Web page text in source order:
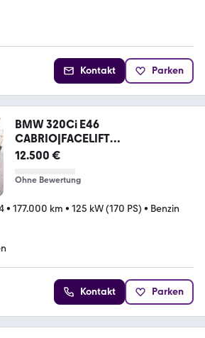
Kontakt Parken
BMW 320Ci E46
CABRIO|FACELIFT
MOD.|AUTOMATIK|6 ZYL.
12.500 €
Ohne Bewertung
• 177.000 km • 125 kW (170 PS) • Benzin
Kontakt Parken